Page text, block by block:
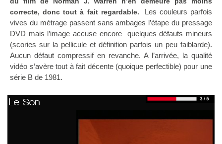
correcte, donc tout à fait regardable.
Les couleurs parfois
vives du métrage passent sans ambages l’étape du pressage
DVD mais l’image accuse encore quelques défauts mineurs
(scories sur la pellicule et définition parfois un peu faiblarde).
Aucun défaut compressif en revanche. A l’arrivée, la qualité
vidéo s’avère tout à fait décente (quoique perfectible) pour une
série B de 1981.
Le Son